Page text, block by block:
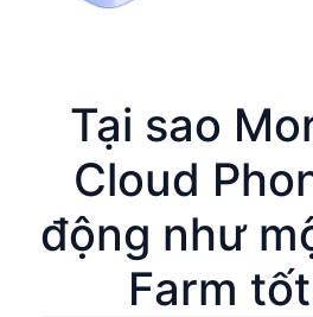
Tại sao
Cloud
động như
Farm